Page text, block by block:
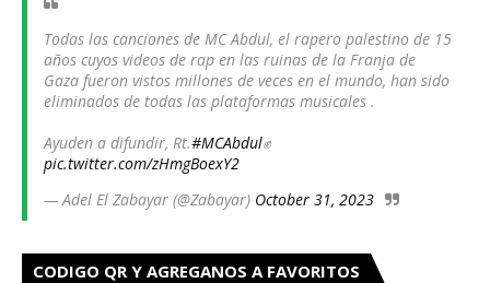
Todas las canciones de MC Abdul, el rapero palestino de 15
años cuyos videos de rap en las ruinas de la Franja de
Gaza fueron vistos millones de veces en el mundo, han sido
eliminados de todas las plataformas musicales .
Ayuden a difundir, Rt.#MCAbdul✊
pic.twitter.com/zHmgBoexY2
— Adel El Zabayar (@Zabayar) October 31, 2023
CODIGO QR Y AGREGANOS A FAVORITOS